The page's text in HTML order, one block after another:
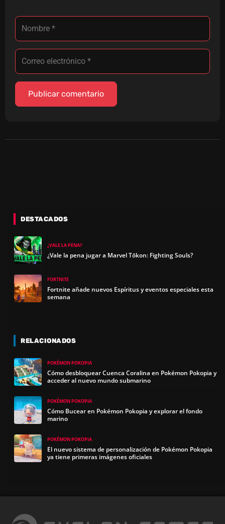
DESTACADOS
¿VALE LA PENA?
¿Vale la pena jugar a Marvel Tōkon: Fighting Souls?
FORTNITE
Fortnite añade nuevos Espíritus y eventos especiales esta
semana
RELACIONADOS
POKÉMON POKOPIA
Cómo desbloquear Cuenca Coralina en Pokémon Pokopia y
acceder al nuevo mundo submarino
POKÉMON POKOPIA
Cómo Bucear en Pokémon Pokopia y explorar el fondo
marino
POKÉMON POKOPIA
El nuevo sistema de personalización de Pokémon Pokopia
ya tiene primeras imágenes oficiales